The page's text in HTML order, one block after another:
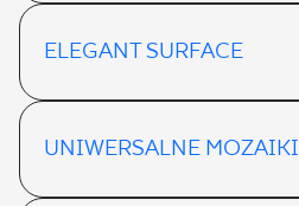
ELEGANT SURFACE
UNIWERSALNE MOZAIKI